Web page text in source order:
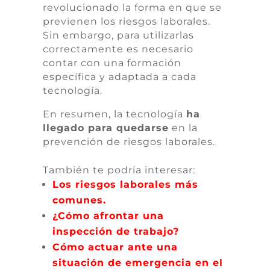
revolucionado la forma en que se
previenen los riesgos laborales.
Sin embargo, para utilizarlas
correctamente es necesario
contar con una formación
específica y adaptada a cada
tecnología.
En resumen, la tecnología ha
llegado para quedarse en la
prevención de riesgos laborales.
También te podría interesar:
Los riesgos laborales más
comunes.
¿Cómo afrontar una
inspección de trabajo?
Cómo actuar ante una
situación de emergencia en el